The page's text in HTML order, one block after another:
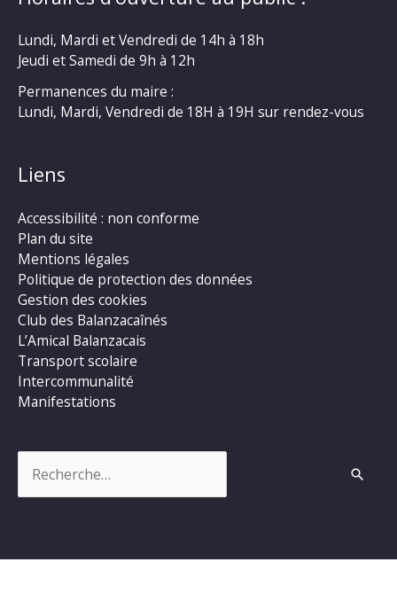
Lundi, Mardi et Vendredi de 14h à 18h
Jeudi et Samedi de 9h à 12h
Permanences du maire :
Lundi, Mardi, Vendredi de 18H à 19H sur rendez-vous
Liens
Accessibilité : non conforme
Plan du site
Mentions légales
Politique de protection des données
Gestion des cookies
Club des Balanzacaînés
L’Amical Balanzacais
Transport scolaire
Intercommunalité
Manifestations